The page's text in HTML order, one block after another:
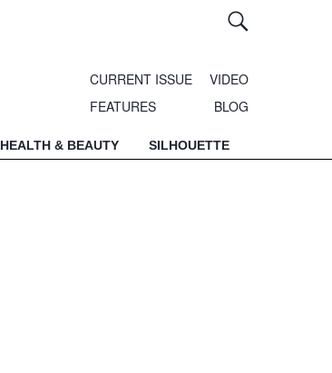
CURRENT ISSUE
VIDEO
FEATURES
BLOG
HEALTH & BEAUTY SILHOUETTE